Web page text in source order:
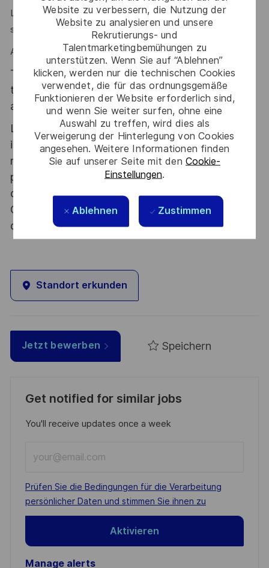
Website zu verbessern, die Nutzung der
Website zu analysieren und unsere
Rekrutierungs- und
Talentmarketingbemühungen zu
unterstützen. Wenn Sie auf “Ablehnen”
klicken, werden nur die technischen Cookies
verwendet, die für das ordnungsgemäße
Funktionieren der Website erforderlich sind,
und wenn Sie weiter surfen, ohne eine
Auswahl zu treffen, wird dies als
Verweigerung der Hinterlegung von Cookies
angesehen. Weitere Informationen finden
Sie auf unserer Seite mit den Cookie-
Einstellungen.
Ablehnen Zustimmen
Le dynamisme, l’esprit d’équipe et la force de proposition
sont des atouts que l'on vous reconnait ?
Alors rejoignez- nous !
Thales, entreprise Handi-Engagée, reconnait
tous les talents. La diversité est notre meilleur
atout. Postulez et rejoignez nous !
Le poste pouvant nécessiter d'accéder à des
informations relevant du secret de la défense
nationale, la personne retenue fera l'objet d'une
procédure d’habilitation, conformément aux
dispositions des articles R.2311-1 et suivants du
Code de la défense et de l’IGI 1300 SGDSN/PSE
du 09 août 2021.
Standort erkunden
Jetzt bewerben Speichern
Get notified for similar jobs
You'll receive updates once a week
Email
address
(Required)
Required
Prüfen Sie die Bedingungen für die Verarbeitung
persönlicher Daten und stimmen Sie ihnen zu
Aktivieren
Manage alerts